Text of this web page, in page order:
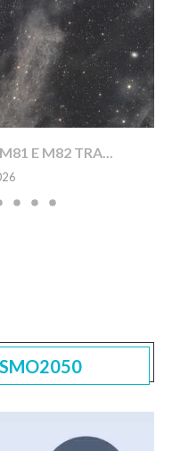
E M82 TRA...